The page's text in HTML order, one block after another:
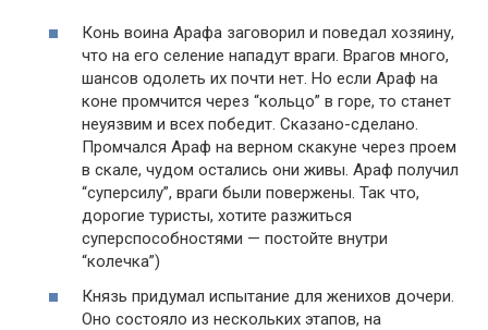
Конь воина Арафа заговорил и поведал хозяину,
что на его селение нападут враги. Врагов много,
шансов одолеть их почти нет. Но если Араф на
коне промчится через “кольцо” в горе, то станет
неуязвим и всех победит. Сказано-сделано.
Промчался Араф на верном скакуне через проем
в скале, чудом остались они живы. Араф получил
“суперсилу”, враги были повержены. Так что,
дорогие туристы, хотите разжиться
суперспособностями — постойте внутри
“колечка”)
Князь придумал испытание для женихов дочери.
Оно состояло из нескольких этапов, на